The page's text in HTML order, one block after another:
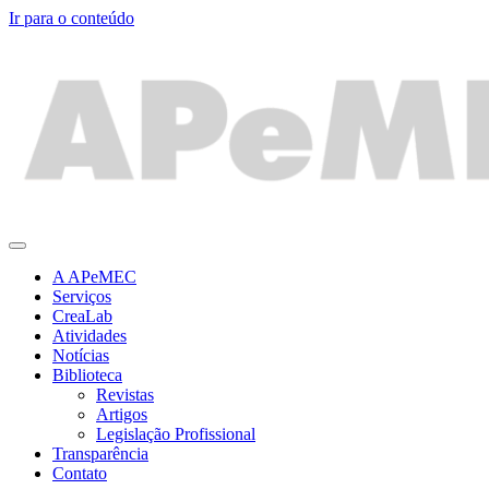
Ir para o conteúdo
A APeMEC
Serviços
CreaLab
Atividades
Notícias
Biblioteca
Revistas
Artigos
Legislação Profissional
Transparência
Contato